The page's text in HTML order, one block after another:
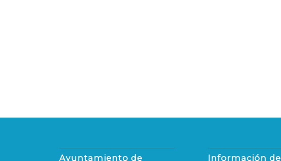
Ayuntamiento de
Información de